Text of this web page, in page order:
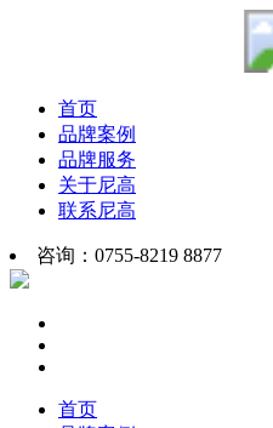
首页
品牌案例
品牌服务
关于尼高
联系尼高
咨询：0755-8219 8877
首页